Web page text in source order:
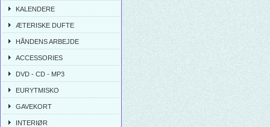
KALENDERE
ÆTERISKE DUFTE
HÅNDENS ARBEJDE
ACCESSORIES
DVD - CD - MP3
EURYTMISKO
GAVEKORT
INTERIØR